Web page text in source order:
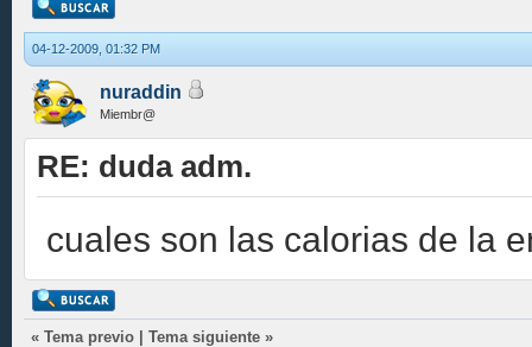
04-12-2009, 01:32 PM
nuraddin
Miembr@
RE: duda adm.
cuales son las calorias de la
« Tema previo Tema siguiente »